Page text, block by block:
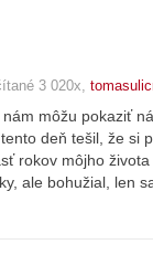
3 020x,
môžu pokaziť
deň tešil, že si
rokov môjho
ale bohužial, len